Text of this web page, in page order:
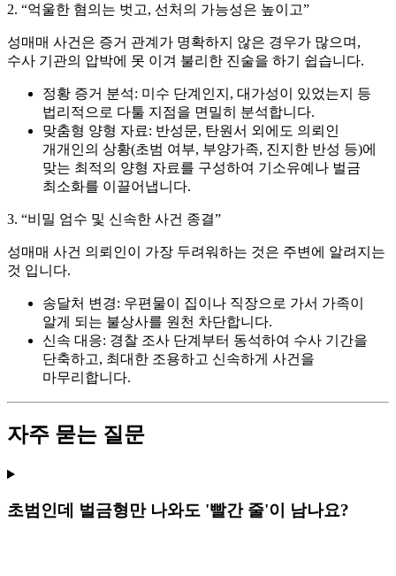
2. “억울한 혐의는 벗고, 선처의 가능성은 높이고”
성매매 사건은 증거 관계가 명확하지 않은 경우가 많으며,
수사 기관의 압박에 못 이겨 불리한 진술을 하기 쉽습니다.
정황 증거 분석: 미수 단계인지, 대가성이 있었는지 등
법리적으로 다툴 지점을 면밀히 분석합니다.
맞춤형 양형 자료: 반성문, 탄원서 외에도 의뢰인
개개인의 상황(초범 여부, 부양가족, 진지한 반성 등)에
맞는 최적의 양형 자료를 구성하여 기소유예나 벌금
최소화를 이끌어냅니다.
3. “비밀 엄수 및 신속한 사건 종결”
성매매 사건 의뢰인이 가장 두려워하는 것은 주변에 알려지는
것 입니다.
송달처 변경: 우편물이 집이나 직장으로 가서 가족이
알게 되는 불상사를 원천 차단합니다.
신속 대응: 경찰 조사 단계부터 동석하여 수사 기간을
단축하고, 최대한 조용하고 신속하게 사건을
마무리합니다.
자주 묻는 질문
초범인데 벌금형만 나와도 '빨간 줄'이 남나요?